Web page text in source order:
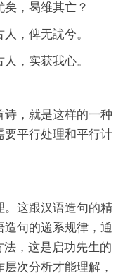
，曷维其亡？
，俾无訧兮。
，实获我心。
，就是这样的一种
要平行处理和平行计
这跟汉语造句的精
句的递系规律，通
，这是启功先生的
次分析才能理解，